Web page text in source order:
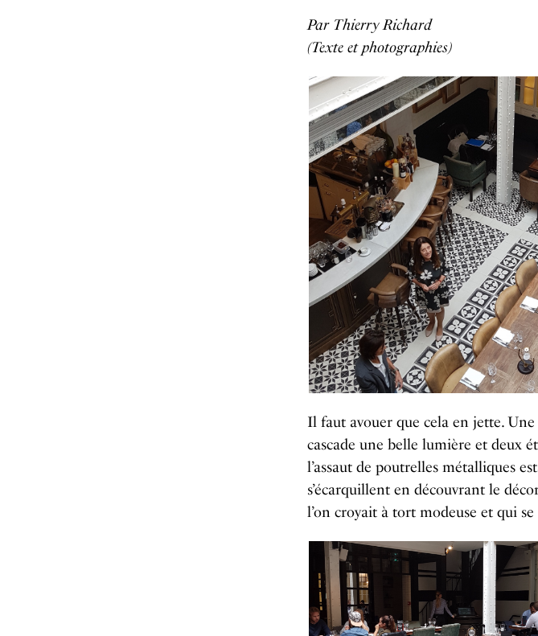
Par Thierry Richard
(Texte et photographies)
Il faut avouer que cela en jette.
cascade une belle lumière et deux
l’assaut de poutrelles métalliques
s’écarquillent en découvrant le
l’on croyait à tort modeuse et qui